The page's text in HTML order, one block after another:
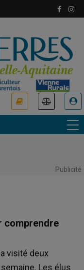
Publicité
comprendre
visité deux
Les élus